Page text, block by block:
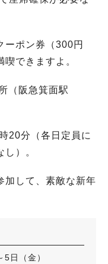
ーポン券（300円
できますよ。
（阪急箕面駅
20分（各日定員に
）。
加して、素敵な新年
日（金）